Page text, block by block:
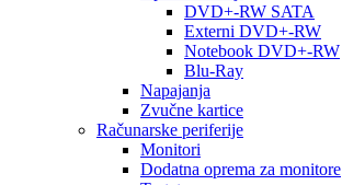
DVD+-RW SATA
Externi DVD+-RW
Notebook DVD+-RW
Blu-Ray
Napajanja
Zvučne kartice
Računarske periferije
Monitori
Dodatna oprema za monitore